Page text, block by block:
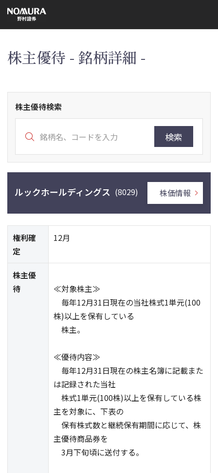
の
ー
株主優待 - 銘柄詳細 -
株主優待検索
検索
ルックホールディングス (8029) 株価情報
権利確
定
12月
株主優
待
≪対象株主≫
毎年12月31日現在の当社株式1単元(100
株)以上を保有している
株主。
≪優待内容≫
毎年12月31日現在の株主名簿に記載また
は記録された当社
株式1単元(100株)以上を保有している株
主を対象に、下表の
保有株式数と継続保有期間に応じて、株
主優待商品券を
3月下旬頃に送付する。